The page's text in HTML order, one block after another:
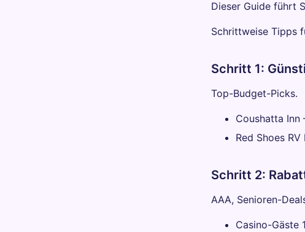
Dieser Guide führt
Schrittweise Tipps
Schritt 1:
Top-Budget-Picks.
Coushatta Inn
Red Shoes
Schritt 2:
AAA, Senioren-
Casino-Gäste